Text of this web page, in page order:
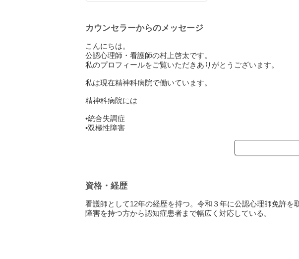
カウンセラーからのメッセージ
こんにちは。
公認心理師・看護師の村上啓太です。
私のプロフィールをご覧いただきありがとうございます。
私は現在精神科病院で働いています。
精神科病院には
•統合失調症
•双極性障害
など様々な疾患を抱えた方が通院、入院します。
ではなぜ精神疾患になってしまうのでしょうか？
資格・経歴
看護師として12年の経歴を持つ。令和３年に公認心理師免許
障害を持つ方から認知症患者まで幅広く対応している。